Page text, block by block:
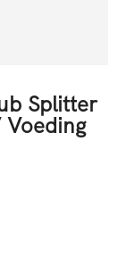
Splitter
Voeding